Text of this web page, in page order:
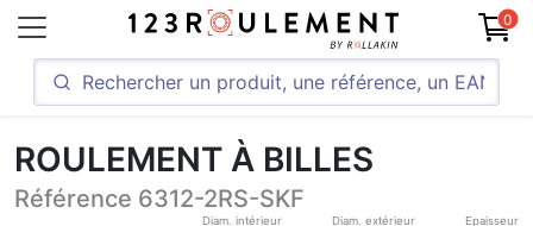
0
ROULEMENT À BILLES
Référence 6312-2RS-SKF
Diam. intérieur Diam. extérieur Epaisseur